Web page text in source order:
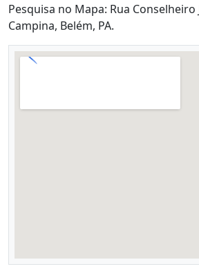
Pesquisa no Mapa: Rua Conselheiro
Campina, Belém, PA.